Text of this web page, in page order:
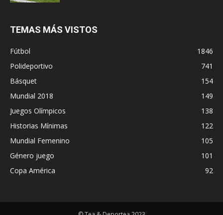
TEMAS MÁS VISTOS
Fútbol
1846
Polideportivo
741
Básquet
154
Mundial 2018
149
Juegos Olímpicos
138
Historias Mínimas
122
Mundial Femenino
105
Género juego
101
Copa América
92